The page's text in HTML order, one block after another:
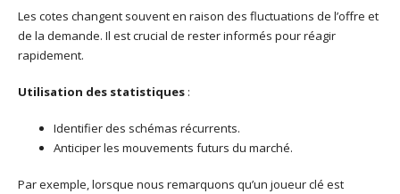
Les cotes changent souvent en raison des fluctuations de l’offre et
de la demande. Il est crucial de rester informés pour réagir
rapidement.
Utilisation des statistiques :
Identifier des schémas récurrents.
Anticiper les mouvements futurs du marché.
Par exemple, lorsque nous remarquons qu’un joueur clé est